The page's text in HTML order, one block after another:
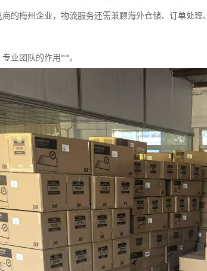
的梅州企业，物流服务还需兼顾海外仓储、订单处
业团队的作用**。